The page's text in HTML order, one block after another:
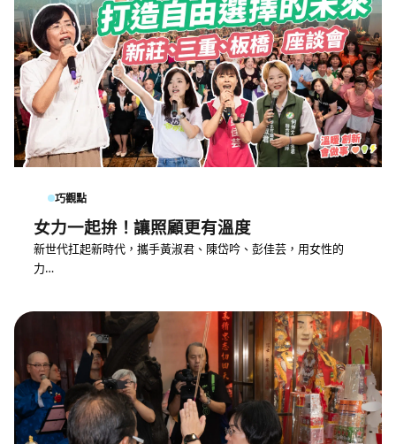
巧觀點
女力一起拚！讓照顧更有溫度
新世代扛起新時代，攜手黃淑君、陳岱吟、彭佳芸，用女性的
力…